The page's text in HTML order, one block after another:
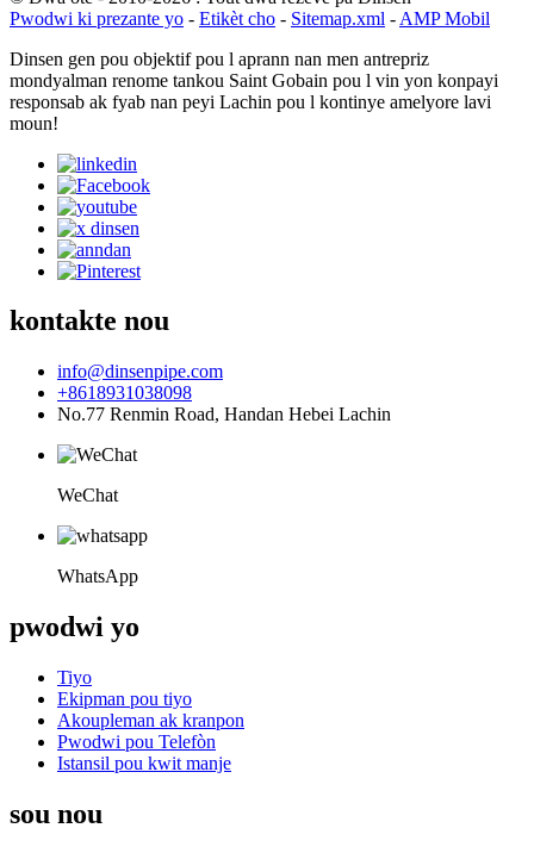
Pwodwi ki prezante yo - Etikèt cho - Sitemap.xml - AMP Mobil
Dinsen gen pou objektif pou l aprann nan men antrepriz
mondyalman renome tankou Saint Gobain pou l vin yon konpayi
responsab ak fyab nan peyi Lachin pou l kontinye amelyore lavi
moun!
kontakte nou
info@dinsenpipe.com
+8618931038098
No.77 Renmin Road, Handan Hebei Lachin
WeChat
WhatsApp
pwodwi yo
Tiyo
Ekipman pou tiyo
Akoupleman ak kranpon
Pwodwi pou Telefòn
Istansil pou kwit manje
sou nou